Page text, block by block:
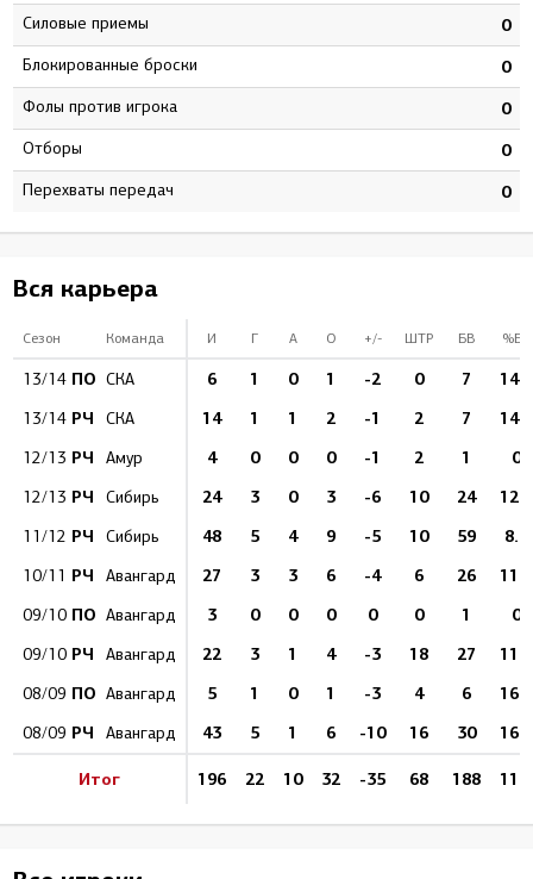
Силовые приемы 0
Блокированные броски 0
Фолы против игрока 0
Отборы 0
Перехваты передач 0
Вся карьера
Сезон Команда И Г А О +/- ШТР БВ %БВ
13/14 ПО СКА 6 1 0 1 -2 0 7 14.3
13/14 РЧ СКА 14 1 1 2 -1 2 7 14.3
12/13 РЧ Амур 4 0 0 0 -1 2 1 0
12/13 РЧ Сибирь 24 3 0 3 -6 10 24 12.5
11/12 РЧ Сибирь 48 5 4 9 -5 10 59 8.5
10/11 РЧ Авангард 27 3 3 6 -4 6 26 11.5
09/10 ПО Авангард 3 0 0 0 0 0 1 0
09/10 РЧ Авангард 22 3 1 4 -3 18 27 11.1
08/09 ПО Авангард 5 1 0 1 -3 4 6 16.7
08/09 РЧ Авангард 43 5 1 6 -10 16 30 16.7
Итог 196 22 10 32 -35 68 188 11.7